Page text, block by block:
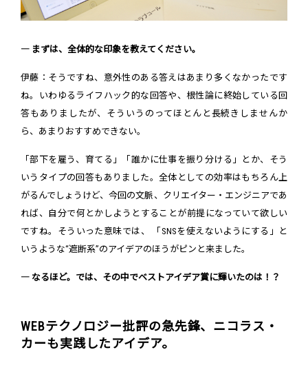
― まずは、全体的な印象を教えてください。
伊藤：そうですね、意外性のある答えはあまり多くなかったです
ね。いわゆるライフハック的な回答や、根性論に終始している回
答もありましたが、そういうのってほとんと長続きしませんか
ら、あまりおすすめできない。
「部下を雇う、育てる」「誰かに仕事を振り分ける」とか、そう
いうタイプの回答もありました。全体としての効率はもちろん上
がるんでしょうけど、今回の文脈、クリエイター・エンジニアであ
れば、自分で何とかしようとすることが前提になっていて欲しい
ですね。そういった意味では、 「SNSを使えないようにする」と
いうような“遮断系”のアイデアのほうがピンと来ました。
― なるほど。では、その中でベストアイデア賞に輝いたのは！？
WEBテクノロジー批評の急先鋒、ニコラス・
カーも実践したアイデア。